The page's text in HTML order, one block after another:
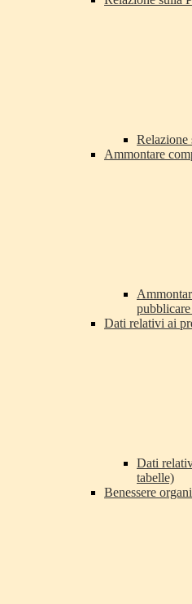
Relazione
Ammontare
Dati relativi ai
Dati
tabelle)
Benessere